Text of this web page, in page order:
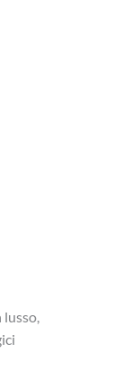
lusso,